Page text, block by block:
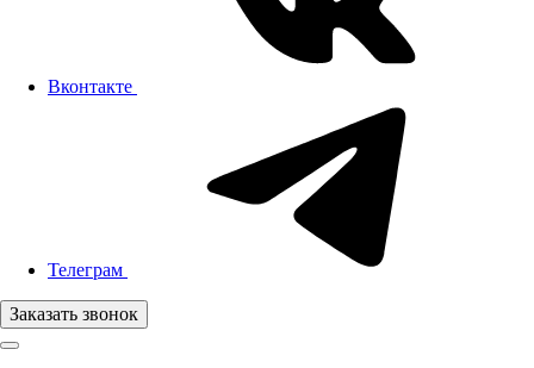
Вконтакте
Телеграм
Заказать звонок